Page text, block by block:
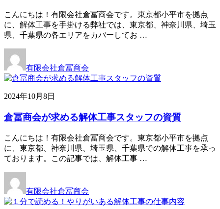
こんにちは！有限会社倉冨商会です。東京都小平市を拠点
に、解体工事を手掛ける弊社では、東京都、神奈川県、埼玉
県、千葉県の各エリアをカバーしてお …
有限会社倉冨商会
2024年10月8日
倉冨商会が求める解体工事スタッフの資質
こんにちは！有限会社倉冨商会です。東京都小平市を拠点
に、東京都、神奈川県、埼玉県、千葉県での解体工事を承っ
ております。この記事では、解体工事 …
有限会社倉冨商会